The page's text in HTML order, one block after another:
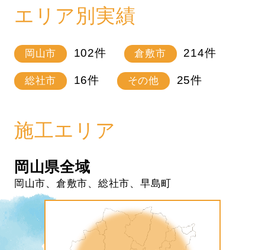
エリア別実績
岡山市 102件 倉敷市 214件
総社市 16件 その他 25件
施工エリア
岡山県全域
岡山市、倉敷市、総社市、早島町